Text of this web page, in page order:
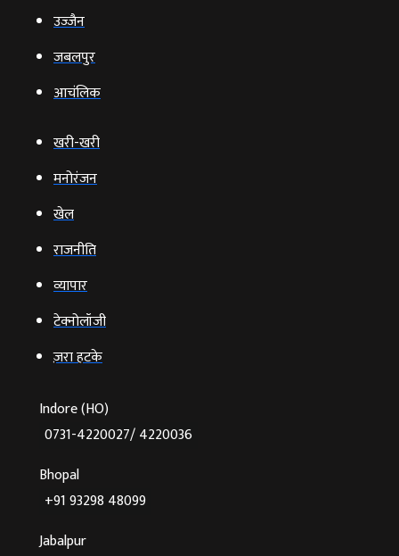
उज्‍जैन
जबलपुर
आचंलिक
खरी-खरी
मनोरंजन
खेल
राजनीति
व्‍यापार
टेक्‍नोलॉजी
ज़रा हटके
Indore (HO)
0731-4220027/ 4220036
Bhopal
+91 93298 48099
Jabalpur